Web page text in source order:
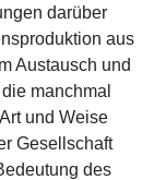
darüber
aus
Austausch und
manchmal
und Weise
Gesellschaft
des